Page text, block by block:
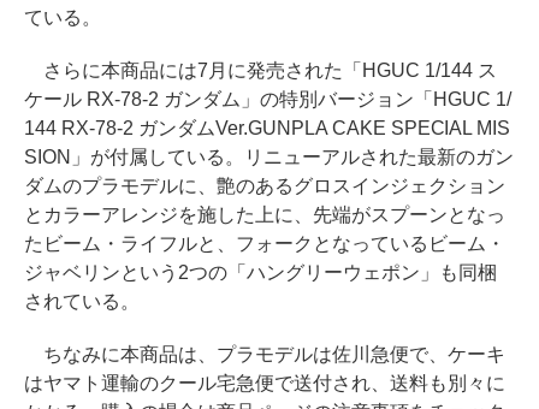
ている。
さらに本商品には7月に発売された「HGUC 1/144 ス
ケール RX-78-2 ガンダム」の特別バージョン「HGUC 1/
144 RX-78-2 ガンダムVer.GUNPLA CAKE SPECIAL MIS
SION」が付属している。リニューアルされた最新のガン
ダムのプラモデルに、艶のあるグロスインジェクション
とカラーアレンジを施した上に、先端がスプーンとなっ
たビーム・ライフルと、フォークとなっているビーム・
ジャベリンという2つの「ハングリーウェポン」も同梱
されている。
ちなみに本商品は、プラモデルは佐川急便で、ケーキ
はヤマト運輸のクール宅急便で送付され、送料も別々に